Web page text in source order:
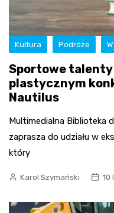
Kultura Podróże
Sportowe talenty
plastycznym
Nautilus
Multimedialna Biblioteka
zaprasza do udziału w
który
Karol Szymański 10